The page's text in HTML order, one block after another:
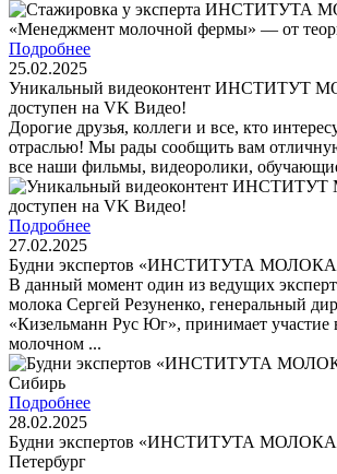
Подробнее
25.02.2025
Уникальный видеоконтент ИНСТИТУТ
доступен на VK Видео!
Дорогие друзья, коллеги и все, кто
отраслью! Мы рады сообщить вам
все наши фильмы, видеоролики,
Подробнее
27.02.2025
Будни экспертов «ИНСТИТУТА
В данный момент один из ведущих
молока Сергей Резуненко, генеральный
«Кизельманн Рус Юг», принимает
молочном ...
Подробнее
28.02.2025
Будни экспертов «ИНСТИТУТА
Петербург